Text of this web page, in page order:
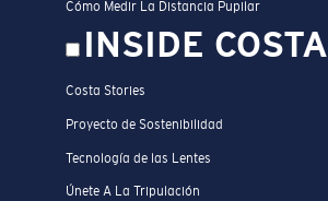
Cómo Medir La Distancia Pupilar
INSIDE COSTA
Costa Stories
Proyecto de Sostenibilidad
Tecnología de las Lentes
Únete A La Tripulación